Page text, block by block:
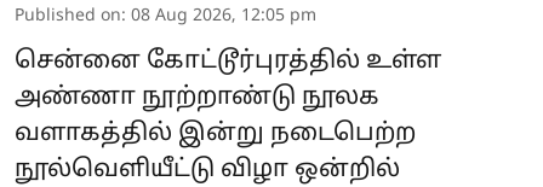
Published on: 08 Aug 2026, 12:05 pm
சென்னை கோட்டூர்புரத்தில் உள்ள
அண்ணா நூற்றாண்டு நூலக
வளாகத்தில் இன்று நடைபெற்ற
நூல்வெளியீட்டு விழா ஒன்றில்